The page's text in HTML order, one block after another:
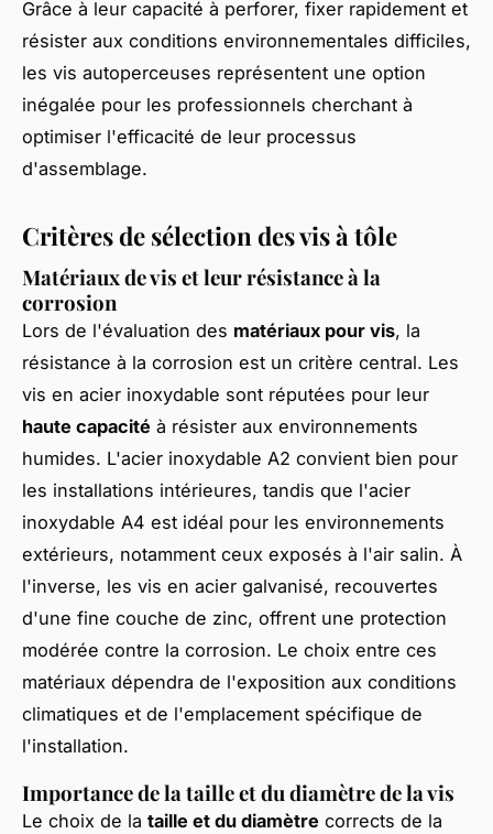
Grâce à leur capacité à perforer, fixer rapidement et
résister aux conditions environnementales difficiles,
les vis autoperceuses représentent une option
inégalée pour les professionnels cherchant à
optimiser l'efficacité de leur processus
d'assemblage.
Critères de sélection des vis à tôle
Matériaux de vis et leur résistance à la
corrosion
Lors de l'évaluation des matériaux pour vis, la
résistance à la corrosion est un critère central. Les
vis en acier inoxydable sont réputées pour leur
haute capacité à résister aux environnements
humides. L'acier inoxydable A2 convient bien pour
les installations intérieures, tandis que l'acier
inoxydable A4 est idéal pour les environnements
extérieurs, notamment ceux exposés à l'air salin. À
l'inverse, les vis en acier galvanisé, recouvertes
d'une fine couche de zinc, offrent une protection
modérée contre la corrosion. Le choix entre ces
matériaux dépendra de l'exposition aux conditions
climatiques et de l'emplacement spécifique de
l'installation.
Importance de la taille et du diamètre de la vis
Le choix de la taille et du diamètre corrects de la